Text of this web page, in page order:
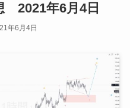
2021年6月4日
年6月4日